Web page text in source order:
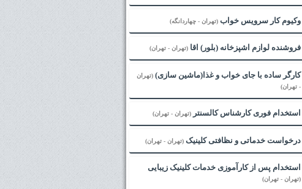
وکیوم کار سرویس خواب (تهران - چهاردانگه)
فروشنده لوازم اشپزخانه (بلور) اقا (تهران - تهران)
کارگر ساده با جای خواب و غذا(ماشین سازی) (تهران
- تهران)
استخدام فوری کارشناس کالسنتر (تهران - تهران)
درخواست خدماتی و نظافتی کلینیک (تهران - تهران)
استخدام پس از کارآموزی خدمات کلینیک زیبایی
(تهران - تهران)